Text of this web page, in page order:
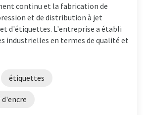
continu et la fabrication de
et de distribution à jet
d'étiquettes. L'entreprise a établi
industrielles en termes de qualité et
étiquettes